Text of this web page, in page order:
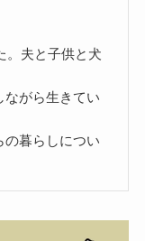
。夫と子供と犬
ながら生きてい
の暮らしについ